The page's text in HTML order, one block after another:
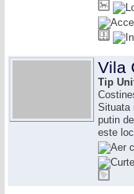
Vila
Tip
Situata
putin
este